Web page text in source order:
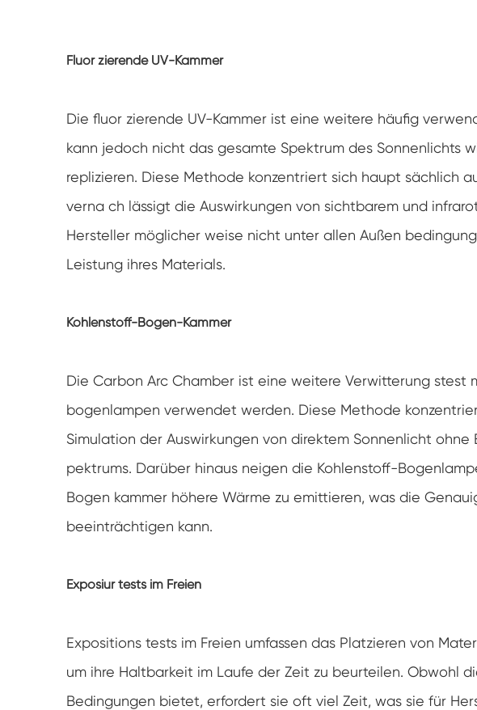
Vielseitige
Luft
Konstante
PV-
Luft
Höhen
Feuchte
Fluor zierende UV-Kammer
Die fluor zierende UV-Kammer ist eine weitere häufig
kann jedoch nicht das gesamte Spektrum des Sonnenlichts
replizieren. Diese Methode konzentriert sich haupt sächlich
verna ch lässigt die Auswirkungen von sichtbarem und
Hersteller möglicher weise nicht unter allen Außen
Leistung ihres Materials.
Kohlenstoff-Bogen-Kammer
Die Carbon Arc Chamber ist eine weitere Verwitterung stest
bogenlampen verwendet werden. Diese Methode
Simulation der Auswirkungen von direktem Sonnenlicht
pektrums. Darüber hinaus neigen die Kohlenstoff-
Bogen kammer höhere Wärme zu emittieren, was die
beeinträchtigen kann.
Exposiur tests im Freien
Expositions tests im Freien umfassen das Platzieren von
um ihre Haltbarkeit im Laufe der Zeit zu beurteilen. Obwohl
Bedingungen bietet, erfordert sie oft viel Zeit, was sie für